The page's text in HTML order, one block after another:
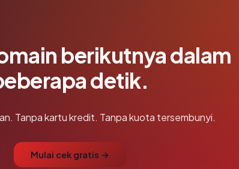
berikutnya dalam
detik.
Tanpa kartu kredit. Tanpa kuota tersembunyi.
Mulai cek gratis →